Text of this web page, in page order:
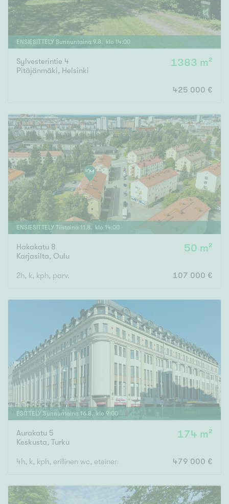
ENSIESITTELY Sunnuntaina 9.8. klo 14:00
Sylvesterintie 4
Pitäjänmäki, Helsinki
1383 m²
425 000 €
ENSIESITTELY Tiistaina 11 .8. klo 14:00
Hakakatu 8
Karjasilta, Oulu
50 m²
2h, k, kph, parv. 107 000 €
ESITTELY Sunnuntaina 16.8. klo 9:00
Aurakatu 5
Keskusta, Turku
174 m²
4h, k, kph, erillinen wc, eteinen, p 479 000 €